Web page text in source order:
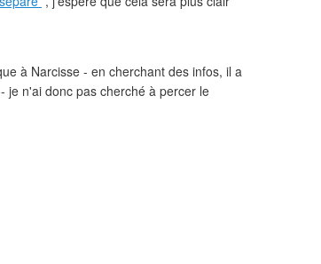
à Narcisse - en cherchant des infos, il a
- je n'ai donc pas cherché à percer le